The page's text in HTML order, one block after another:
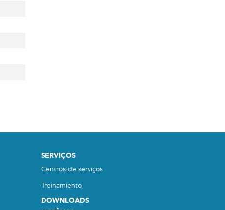
SERVIÇOS
Centros de serviços
Treinamiento
DOWNLOADS